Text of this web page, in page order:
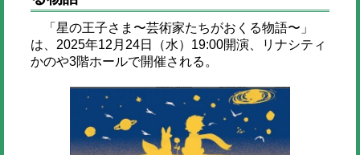
「星の王子さま〜芸術家たちがおくる物語〜」
は、2025年12月24日（水）19:00開演、リナシティ
かのや3階ホールで開催される。